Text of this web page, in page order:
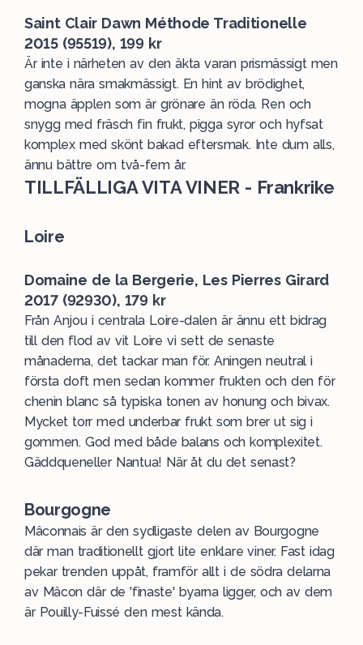
Saint Clair Dawn Méthode Traditionelle
2015 (95519), 199 kr
Är inte i närheten av den äkta varan prismässigt men
ganska nära smakmässigt. En hint av brödighet,
mogna äpplen som är grönare än röda. Ren och
snygg med fräsch fin frukt, pigga syror och hyfsat
komplex med skönt bakad eftersmak. Inte dum alls,
ännu bättre om två-fem år.
TILLFÄLLIGA VITA VINER - Frankrike
Loire
Domaine de la Bergerie, Les Pierres Girard
2017 (92930), 179 kr
Från Anjou i centrala Loire-dalen är ännu ett bidrag
till den flod av vit Loire vi sett de senaste
månaderna, det tackar man för. Aningen neutral i
första doft men sedan kommer frukten och den för
chenin blanc så typiska tonen av honung och bivax.
Mycket torr med underbar frukt som brer ut sig i
gommen. God med både balans och komplexitet.
Gäddqueneller Nantua! När åt du det senast?
Bourgogne
Mâconnais är den sydligaste delen av Bourgogne
där man traditionellt gjort lite enklare viner. Fast idag
pekar trenden uppåt, framför allt i de södra delarna
av Mâcon där de 'finaste' byarna ligger, och av dem
är Pouilly-Fuissé den mest kända.